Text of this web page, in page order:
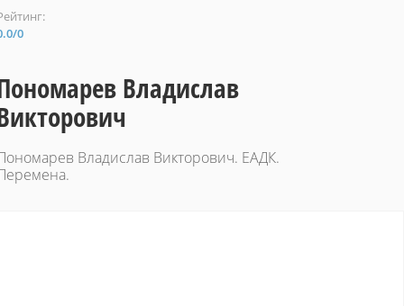
/0
Владислав
Владислав Викторович. ЕАДК.